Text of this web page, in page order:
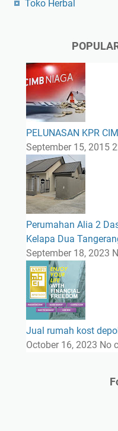
Toko Herbal
PELUNASAN KPR
September 15, 2015
Perumahan Alia 2
Kelapa Dua
September 18, 2023
Jual rumah kost
October 16, 2023 No